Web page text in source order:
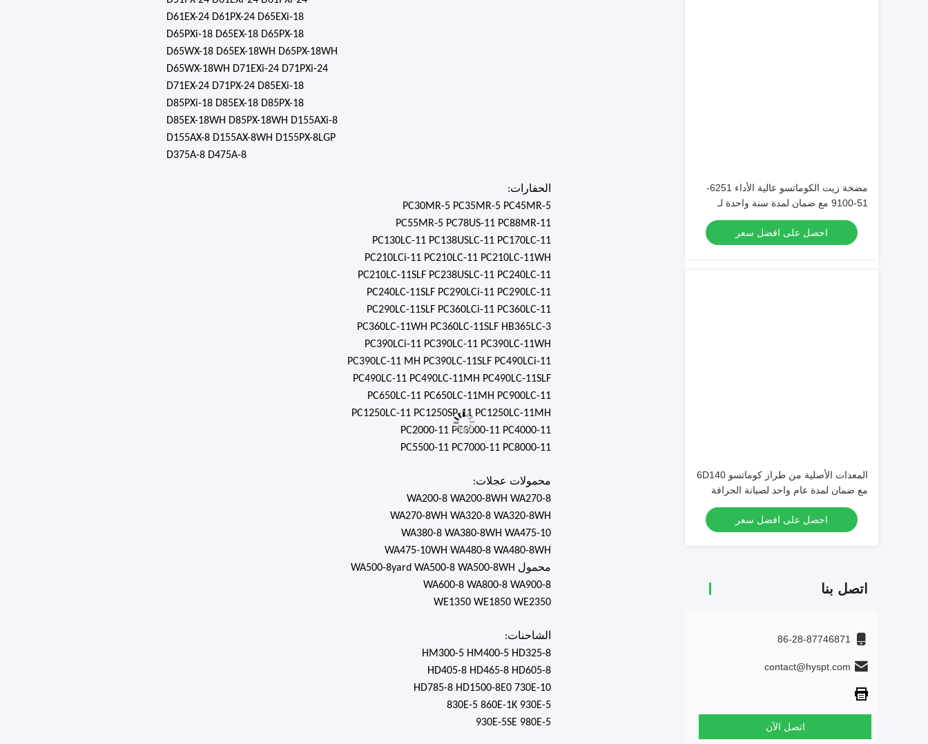
مضخة زيت الكوماتسو عالية الأداء 6251-
51-9100 مع ضمان لمدة سنة واحدة لـ
PC450 PC400
احصل على افضل سعر
المعدات الأصلية من طراز كوماتسو 6D140
مع ضمان لمدة عام واحد لصيانة الجرافة
احصل على افضل سعر
اتصل بنا
86-28-87746871
contact@hyspt.com
اتصل الآن
D61EX-24 D61PX-24 D65EXi-18
D65PXi-18 D65EX-18 D65PX-18
D65WX-18 D65EX-18WH D65PX-18WH
D65WX-18WH D71EXi-24 D71PXi-24
D71EX-24 D71PX-24 D85EXi-18
D85PXi-18 D85EX-18 D85PX-18
D85EX-18WH D85PX-18WH D155AXi-8
D155AX-8 D155AX-8WH D155PX-8LGP
D375A-8 D475A-8
الحفارات:
PC30MR-5 PC35MR-5 PC45MR-5
PC55MR-5 PC78US-11 PC88MR-11
PC130LC-11 PC138USLC-11 PC170LC-11
PC210LCi-11 PC210LC-11 PC210LC-11WH
PC210LC-11SLF PC238USLC-11 PC240LC-11
PC240LC-11SLF PC290LCi-11 PC290LC-11
PC290LC-11SLF PC360LCi-11 PC360LC-11
PC360LC-11WH PC360LC-11SLF HB365LC-3
PC390LCi-11 PC390LC-11 PC390LC-11WH
PC390LC-11 MH PC390LC-11SLF PC490LCi-11
PC490LC-11 PC490LC-11MH PC490LC-11SLF
PC650LC-11 PC650LC-11MH PC900LC-11
PC1250LC-11 PC1250SP-11 PC1250LC-11MH
PC2000-11 PC3000-11 PC4000-11
PC5500-11 PC7000-11 PC8000-11
محمولات عجلات:
WA200-8 WA200-8WH WA270-8
WA270-8WH WA320-8 WA320-8WH
WA380-8 WA380-8WH WA475-10
WA475-10WH WA480-8 WA480-8WH
محمول WA500-8yard WA500-8 WA500-8WH
WA600-8 WA800-8 WA900-8
WE1350 WE1850 WE2350
الشاحنات:
HM300-5 HM400-5 HD325-8
HD405-8 HD465-8 HD605-8
HD785-8 HD1500-8E0 730E-10
830E-5 860E-1K 930E-5
930E-5SE 980E-5